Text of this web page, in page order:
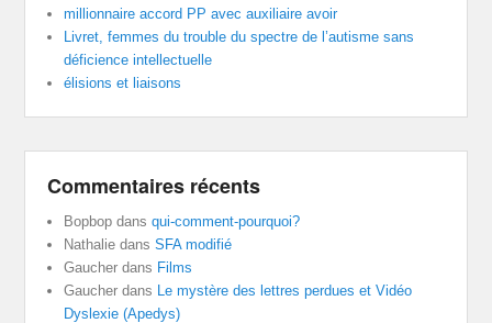
millionnaire accord PP avec auxiliaire avoir
Livret, femmes du trouble du spectre de l’autisme sans
déficience intellectuelle
élisions et liaisons
Commentaires récents
Bopbop dansqui-comment-pourquoi?
Nathalie dansSFA modifié
Gaucher dans Films
Gaucher dans
Le mystère des lettres perdues et Vidéo
Dyslexie (Apedys)